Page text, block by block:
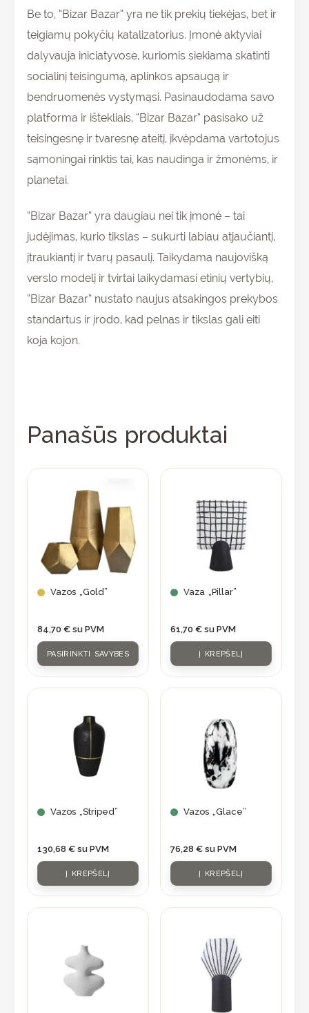
Be to, “Bizar Bazar” yra ne tik prekių tiekėjas, bet ir
teigiamų pokyčių katalizatorius. Įmonė aktyviai
dalyvauja iniciatyvose, kuriomis siekiama skatinti
socialinį teisingumą, aplinkos apsaugą ir
bendruomenės vystymąsi. Pasinaudodama savo
platforma ir ištekliais, “Bizar Bazar” pasisako už
teisingesnę ir tvaresnę ateitį, įkvėpdama vartotojus
sąmoningai rinktis tai, kas naudinga ir žmonėms, ir
planetai.
“Bizar Bazar” yra daugiau nei tik įmonė – tai
judėjimas, kurio tikslas – sukurti labiau atjaučiantį,
įtraukiantį ir tvarų pasaulį. Taikydama naujovišką
verslo modelį ir tvirtai laikydamasi etinių vertybių,
“Bizar Bazar” nustato naujus atsakingos prekybos
standartus ir įrodo, kad pelnas ir tikslas gali eiti
koja kojon.
Panašūs produktai
Vazos „Gold”
84,70 € su PVM
PASIRINKTI SAVYBES
multiple
variants.
The
options
may
chosen
on
the
product
page
Vaza „Pillar”
61,70 € su PVM
Į KREPŠELĮ
Vazos „Striped”
130,68 € su PVM
Į KREPŠELĮ
Vazos „Glace”
76,28 € su PVM
Į KREPŠELĮ